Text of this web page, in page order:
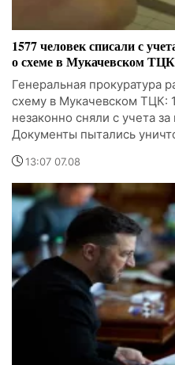
1577 человек списали с
о схеме в Мукачевском ТЦК
Генеральная прокуратура
схему в Мукачевском ТЦК:
незаконно сняли с учета
Документы пытались
13:07 07.08